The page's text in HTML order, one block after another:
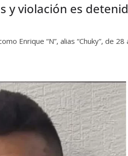
y violación es
Enrique “N”, alias “Chuky”, de 28